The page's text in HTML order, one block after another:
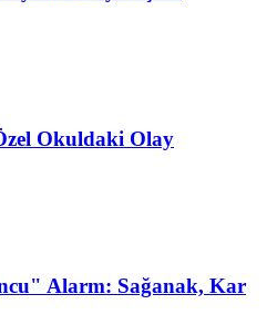
Okuldaki Olay
Alarm: Sağanak, Kar